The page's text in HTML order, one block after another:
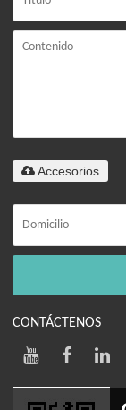
Accesorios
CONTÁCTENOS